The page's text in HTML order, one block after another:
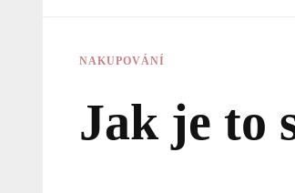
NAKUPOVÁNÍ
Jak je to